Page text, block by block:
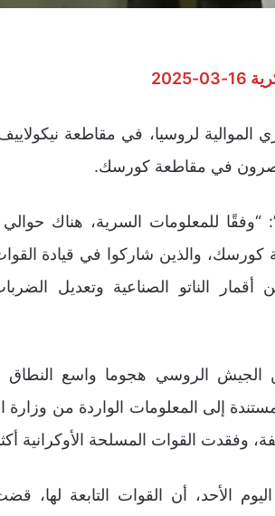
لروسيا، في مقاطعة
والذين شاركوا في قيادة
أقمار الناتو الصناعية وتعديل
الجيش الروسي هجوما واسع
إلى المعلومات الواردة من وزارة